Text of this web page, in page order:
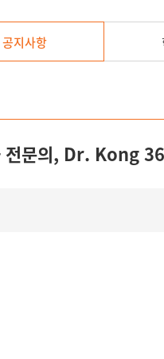
공지사항
전문의, Dr. Kong